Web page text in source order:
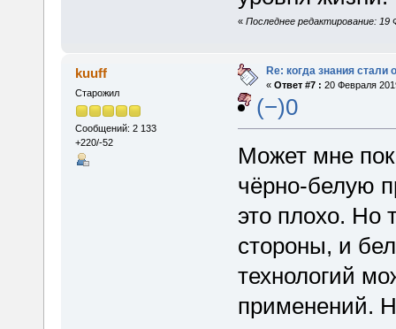
« Последнее редактирование: 19
kuuff
Старожил
Сообщений: 2 133
+220/-52
Re: когда знания стали
« Ответ #7 : 20 Февраля
(−)0
Может мне
чёрно-белую
это плохо. Но
стороны, и
технологий
применений.